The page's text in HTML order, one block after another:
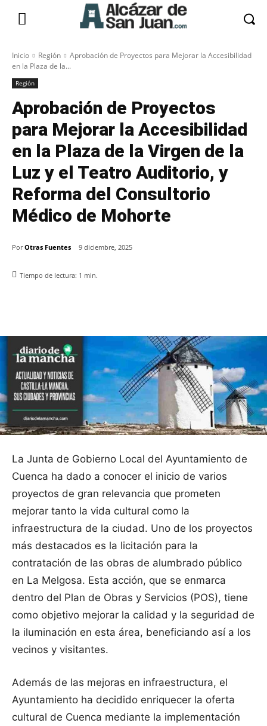
Inicio Región
Aprobación de Proyectos para Mejorar la Accesibilidad
en la Plaza de la...
Región
Aprobación de Proyectos
para Mejorar la Accesibilidad
en la Plaza de la Virgen de la
Luz y el Teatro Auditorio, y
Reforma del Consultorio
Médico de Mohorte
Por Otras Fuentes 9 diciembre, 2025
Tiempo de lectura: 1 min.
La Junta de Gobierno Local del Ayuntamiento de
Cuenca ha dado a conocer el inicio de varios
proyectos de gran relevancia que prometen
mejorar tanto la vida cultural como la
infraestructura de la ciudad. Uno de los proyectos
más destacados es la licitación para la
contratación de las obras de alumbrado público
en La Melgosa. Esta acción, que se enmarca
dentro del Plan de Obras y Servicios (POS), tiene
como objetivo mejorar la calidad y la seguridad de
la iluminación en esta área, beneficiando así a los
vecinos y visitantes.
Además de las mejoras en infraestructura, el
Ayuntamiento ha decidido enriquecer la oferta
cultural de Cuenca mediante la implementación